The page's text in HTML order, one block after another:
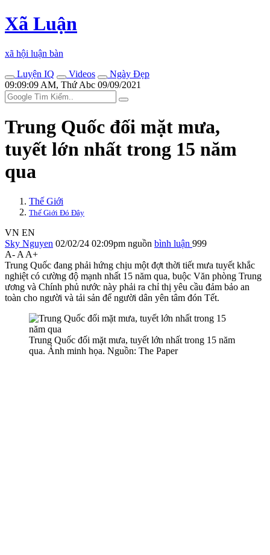
Xã Luận
xã hội luận bàn
Luyện IQ
Videos
Ngày Đẹp
09:09:09 AM, Thứ Abc 09/09/2021
Trung Quốc đối mặt mưa,
tuyết lớn nhất trong 15 năm
qua
Thế Giới
Thế Giới Đó Đây
VN EN
Sky Nguyen 02/02/24 02:09pm nguồn bình luận 999
A- A A+
Trung Quốc đang phải hứng chịu một đợt thời tiết mưa tuyết khắc
nghiệt có cường độ mạnh nhất 15 năm qua, buộc Văn phòng Trung
ương và Chính phủ nước này phải ra chỉ thị yêu cầu đảm bảo an
toàn cho người và tải sản để người dân yên tâm đón Tết.
Trung Quốc đối mặt mưa, tuyết lớn nhất trong 15 năm
qua. Ảnh minh họa. Nguồn: The Paper